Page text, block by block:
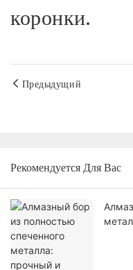
коронки.
Предыдущий
Рекомендуется Для Вас